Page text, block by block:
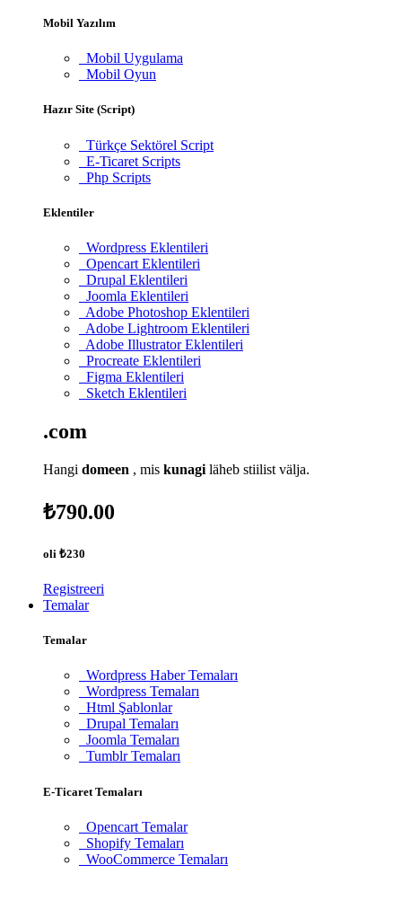
Mobil Yazılım
Mobil Uygulama
Mobil Oyun
Hazır Site (Script)
Türkçe Sektörel Script
E-Ticaret Scripts
Php Scripts
Eklentiler
Wordpress Eklentileri
Opencart Eklentileri
Drupal Eklentileri
Joomla Eklentileri
Adobe Photoshop Eklentileri
Adobe Lightroom Eklentileri
Adobe Illustrator Eklentileri
Procreate Eklentileri
Figma Eklentileri
Sketch Eklentileri
.com
Hangi domeen , mis kunagi läheb stiilist välja.
₺790.00
oli ₺230
Registreeri
Temalar
Temalar
Wordpress Haber Temaları
Wordpress Temaları
Html Şablonlar
Drupal Temaları
Joomla Temaları
Tumblr Temaları
E-Ticaret Temaları
Opencart Temalar
Shopify Temaları
WooCommerce Temaları